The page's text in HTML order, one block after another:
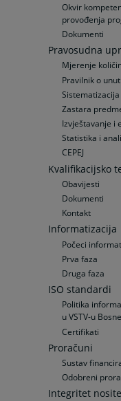
Okvir
provođenja
Dokumenti
Pravosudna
Mjerenje
Pravilnik o
Zastara
Izvještavanje i
Statistika i
CEPEJ
Kvalifikacijsko
Obavijesti
Dokumenti
Kontakt
Informatizacija
Počeci
Prva faza
Druga faza
ISO standardi
Politika
u VSTV-u
Certifikati
Proračuni
Sustav
Odobreni
Integritet